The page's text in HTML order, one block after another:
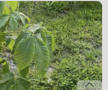
hat die DAV Sektion
einmal unter Beweis